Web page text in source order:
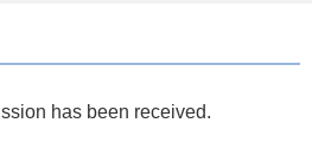
has been received.